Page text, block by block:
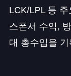
LCK/LPL 등
스폰서 수익,
대 총수입을